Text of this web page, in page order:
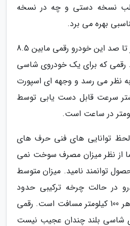
نسخه دستی و چه در نسخه
بهره می برد.
به گونه ای که شتاب صفر تا صد این خودرو رقمی مابین 8.5
شود. رقمی که برای یک خودروی شاسی
نظر می رسد و وجهه ای اسپورت
سرعت قابل دست یابی توسط
لحظ توانایی های فنی حرف های
از نظر میزان مصرف سوخت نمی
توانمند نامید. میزان متوسط
در حالت چرخه ترکیبی حدود
12.5 لیتر به ازای پیمودن هر 100 کیلومتر مسافت است. رقمی
شاسی بلند چندان عجیب نیست